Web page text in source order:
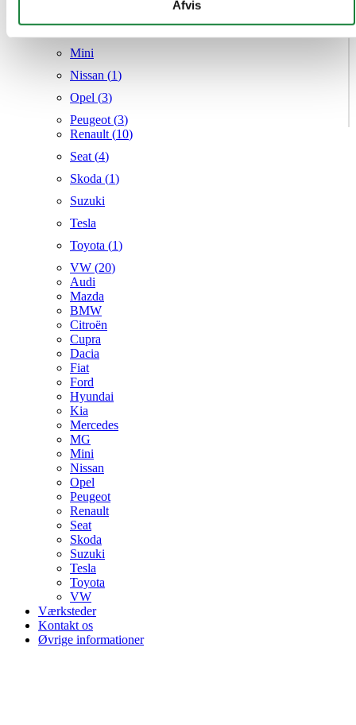
givet dem, eller som de har indsamlet fra din brug af deres
tjenester.
Afvis
Mini
Nissan (1)
Opel (3)
Peugeot (3)
Renault (10)
Seat (4)
Skoda (1)
Suzuki
Tesla
Toyota (1)
VW (20)
Audi
Mazda
BMW
Citroën
Cupra
Dacia
Fiat
Ford
Hyundai
Kia
Mercedes
MG
Mini
Nissan
Opel
Peugeot
Renault
Seat
Skoda
Suzuki
Tesla
Toyota
VW
Værksteder
Kontakt os
Øvrige informationer